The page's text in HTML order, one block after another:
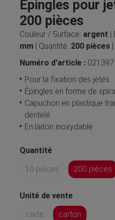
Épingles pour
200 pièces
Couleur / Surface: argent |
mm | Quantité: 200 pièces
Numéro d'article : 021397
Pour la fixation des jetés
Épingles en forme de
Capuchon en plastique
dentelé
En laiton inoxydable
Quantité
10 pièces
200 pièces
Unité de vente
carte
carton